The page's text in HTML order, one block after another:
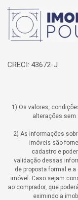
Página inicial
CRECI: 43672-J
1) Os valores,
alterações sem
2) As informações
imóveis são
cadastro e
validação dessas
de proposta formal e
imóvel. Caso sejam
ao comprador, que
eximindo a